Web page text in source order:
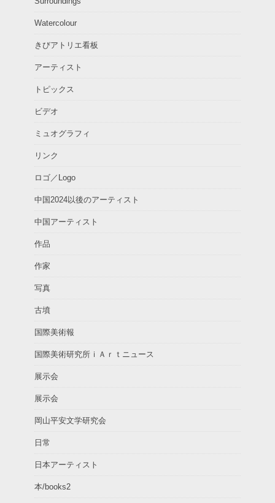
Watercolour
きびアトリエ看板
アーティスト
トピックス
ビデオ
ミュオグラフィ
リンク
ロゴ／Logo
中国2024以後のアーティスト
中国アーティスト
作品
作家
写真
古墳
国際美術報
国際美術研究所ｉＡｒｔニュース
展示会
展示会
岡山平安文学研究会
日常
日本アーティスト
本/books2